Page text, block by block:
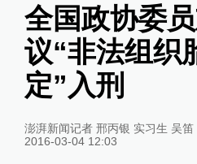
全国政协委
议“非法组织
定”入刑
澎湃新闻记者 邢丙银 实习生 吴笛
2016-03-04 12:03